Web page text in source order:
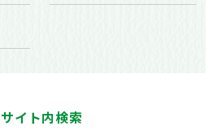
サイト内検索